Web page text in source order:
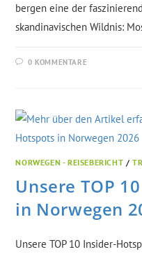
bergen eine der
skandinavischen Wildnis:
0 KOMMENTARE
NORWEGEN - REISEBERICHT /
Unsere TOP
in Norwegen
Unsere TOP 10 Insider-